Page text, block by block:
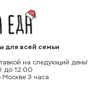
для всей семьи
на следующий день!
до 12:00
Москве 3 часа